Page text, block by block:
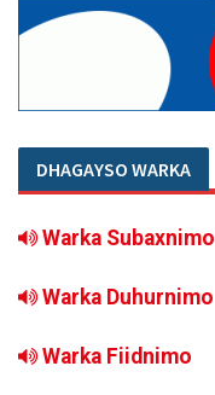
DHAGAYSO WARKA
Warka Subaxnimo
Warka Duhurnimo
Warka Fiidnimo